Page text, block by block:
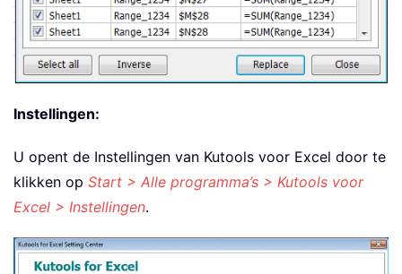
Instellingen:
U opent de Instellingen van Kutools voor Excel door te
klikken op Start > Alle programma’s > Kutools voor
Excel > Instellingen.